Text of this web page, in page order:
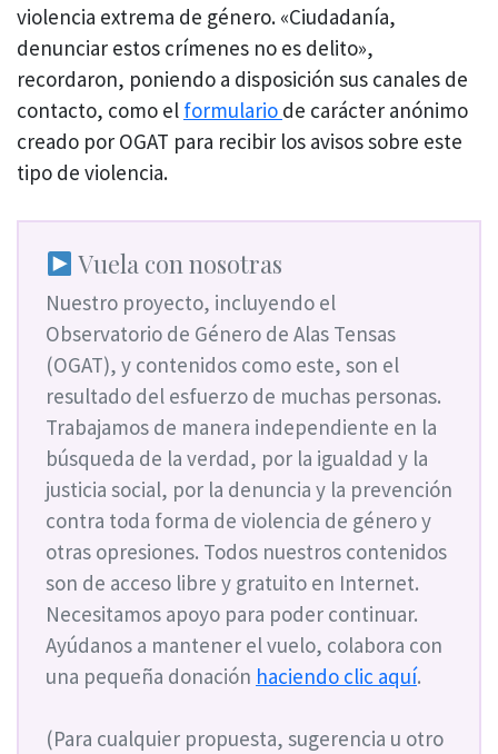
violencia extrema de género. «Ciudadanía,
denunciar estos crímenes no es delito»,
recordaron, poniendo a disposición sus canales de
contacto, como el formulario de carácter anónimo
creado por OGAT para recibir los avisos sobre este
tipo de violencia.
Vuela con nosotras
Nuestro proyecto, incluyendo el
Observatorio de Género de Alas Tensas
(OGAT), y contenidos como este, son el
resultado del esfuerzo de muchas personas.
Trabajamos de manera independiente en la
búsqueda de la verdad, por la igualdad y la
justicia social, por la denuncia y la prevención
contra toda forma de violencia de género y
otras opresiones. Todos nuestros contenidos
son de acceso libre y gratuito en Internet.
Necesitamos apoyo para poder continuar.
Ayúdanos a mantener el vuelo, colabora con
una pequeña donación haciendo clic aquí.
(Para cualquier propuesta, sugerencia u otro